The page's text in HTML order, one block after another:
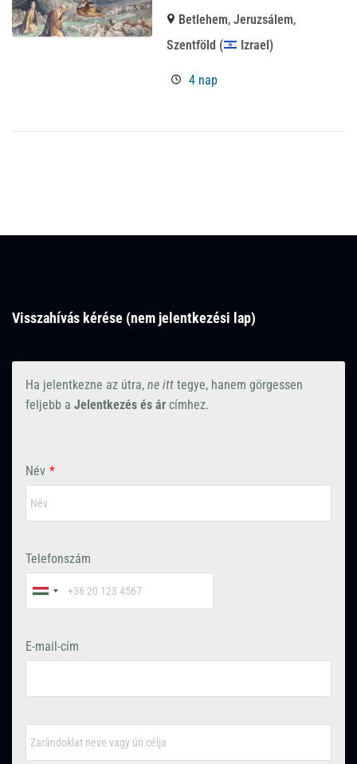
Betlehem, Jeruzsálem,
Szentföld (
Izrael)
4 nap
Visszahívás kérése (nem jelentkezési lap)
Ha jelentkezne az útra, ne itt tegye, hanem görgessen
feljebb a Jelentkezés és ár címhez.
Név *
Telefonszám
E-mail-cím